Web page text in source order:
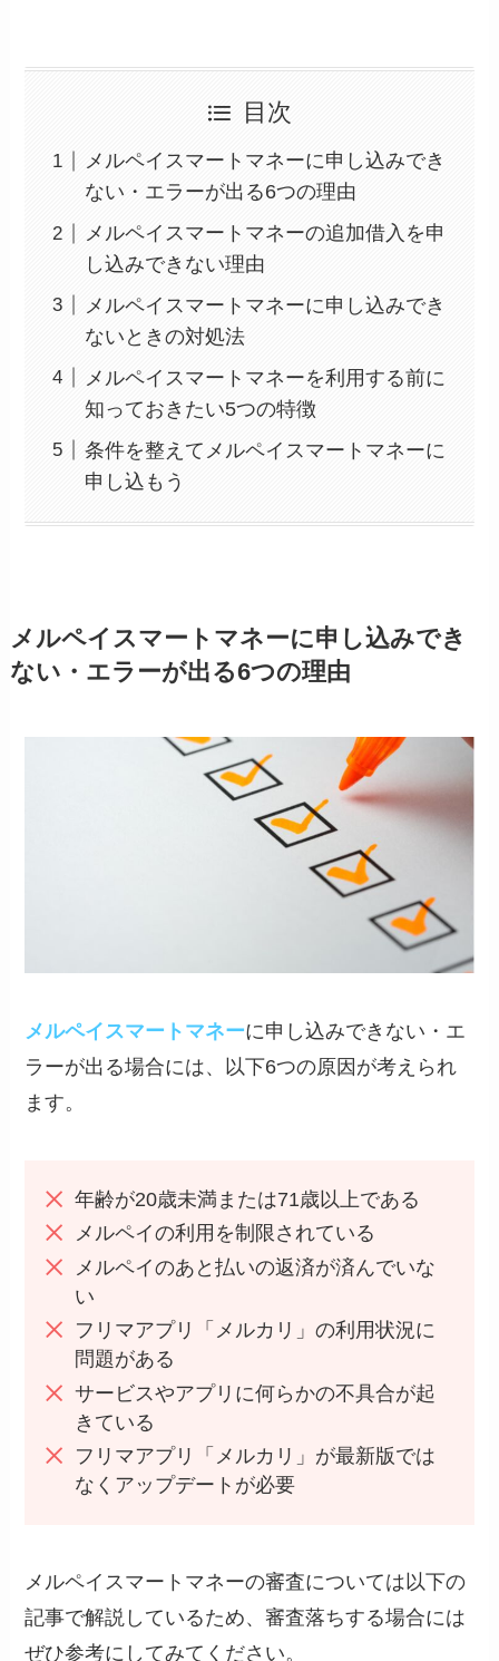
目次
メルペイスマートマネーに申し込みでき
ない・エラーが出る6つの理由
メルペイスマートマネーの追加借入を申
し込みできない理由
メルペイスマートマネーに申し込みでき
ないときの対処法
メルペイスマートマネーを利用する前に
知っておきたい5つの特徴
条件を整えてメルペイスマートマネーに
申し込もう
メルペイスマートマネーに申し込みでき
ない・エラーが出る6つの理由
メルペイスマートマネーに申し込みできない・エ
ラーが出る場合には、以下6つの原因が考えられ
ます。
年齢が20歳未満または71歳以上である
メルペイの利用を制限されている
メルペイのあと払いの返済が済んでいな
い
フリマアプリ「メルカリ」の利用状況に
問題がある
サービスやアプリに何らかの不具合が起
きている
フリマアプリ「メルカリ」が最新版では
なくアップデートが必要
メルペイスマートマネーの審査については以下の
記事で解説しているため、審査落ちする場合には
ぜひ参考にしてみてください。